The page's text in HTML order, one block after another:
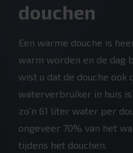
douchen
Een warme douche is
warm worden en de dag
wist u dat de douche ook
waterverbruiker in huis
zo’n 61 liter water per
ongeveer 70% van het
tijdens het douchen.